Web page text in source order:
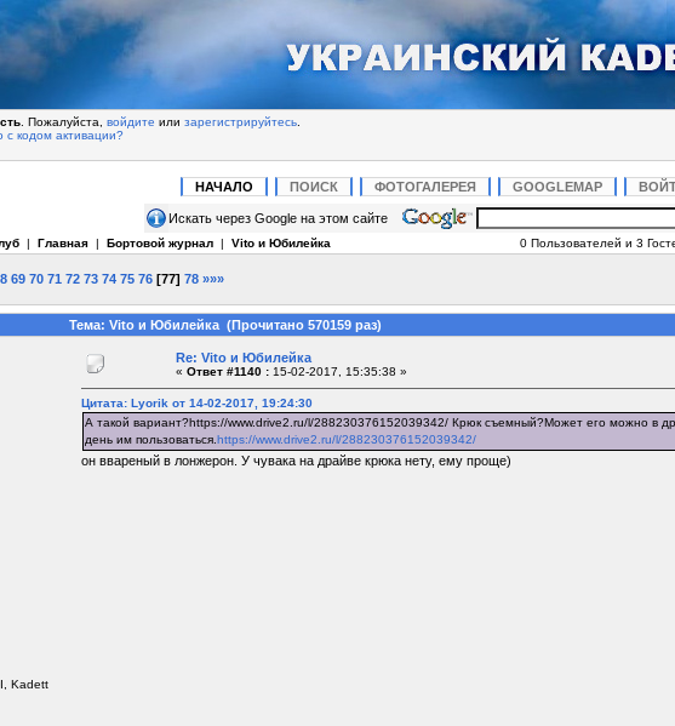
. Пожалуйста, войдите или зарегистрируйтесь.
с кодом активации?
НАЧАЛО ПОИСК ФОТОГАЛЕРЕЯ GOOGLEMAP
Искать через Google на этом сайте
| Главная| Бортовой журнал| Vito и Юбилейка 0 Пользователей и 3
69 70 71 72 73 74 75 76[77] 78 »»»
Тема: Vito и Юбилейка (Прочитано 570159 раз)
Kadett
Re: Vito и Юбилейка
« Ответ #1140 :15-02-2017, 15:35:38 »
Цитата: Lyorik от 14-02-2017, 19:24:30
А такой вариант?https://www.drive2.ru/l/288230376152039342/ Крюк съемный?Может его можно в
день им пользоваться. https://www.drive2.ru/l/288230376152039342/
он ввареный в лонжерон. У чувака на драйве крюка нету, ему проще)